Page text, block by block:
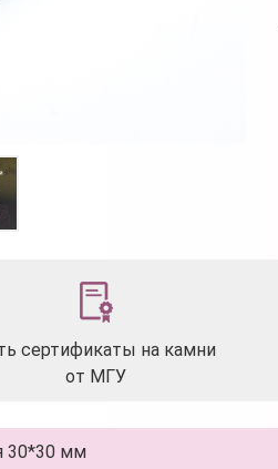
сертификаты на камни
от МГУ
30*30 мм